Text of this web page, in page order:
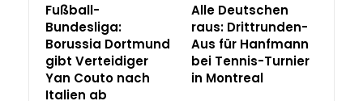
Fußball-
Bundesliga:
Borussia Dortmund
gibt Verteidiger
Yan Couto nach
Italien ab
Alle Deutschen
raus: Drittrunden-
Aus für Hanfmann
bei Tennis-Turnier
in Montreal